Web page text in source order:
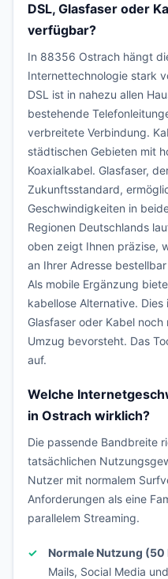
DSL, Glasfaser oder
verfügbar?
In 88356 Ostrach hängt
Internettechnologie stark
DSL ist in nahezu allen
bestehende
verbreitete Verbindung.
städtischen Gebieten mit
Koaxialkabel. Glasfaser,
Zukunftsstandard,
Geschwindigkeiten in
Regionen Deutschlands
oben zeigt Ihnen präzise,
an Ihrer Adresse
Als mobile Ergänzung
kabellose Alternative.
Glasfaser oder Kabel
Umzug bevorsteht. Das
auf.
Welche
in Ostrach wirklich?
Die passende Bandbreite
tatsächlichen
Nutzer mit normalem
Anforderungen als eine
parallelem Streaming.
Normale Nutzung
Mails, Social Media